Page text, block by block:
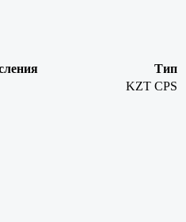
Тип
KZT CPS